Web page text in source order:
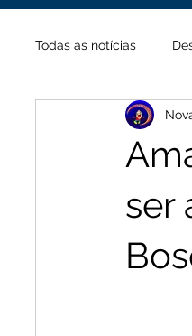
Todas as notícias
Economia
ser